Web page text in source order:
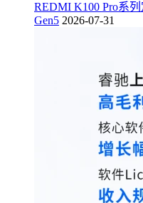
REDMI K100 Pro系
Gen5 2026-07-31